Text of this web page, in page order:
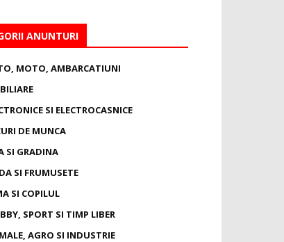
ANUNTURI
MOTO, AMBARCATIUNI
SI ELECTROCASNICE
DE MUNCA
SI GRADINA
SI FRUMUSETE
SI COPILUL
SPORT SI TIMP LIBER
AGRO SI INDUSTRIE